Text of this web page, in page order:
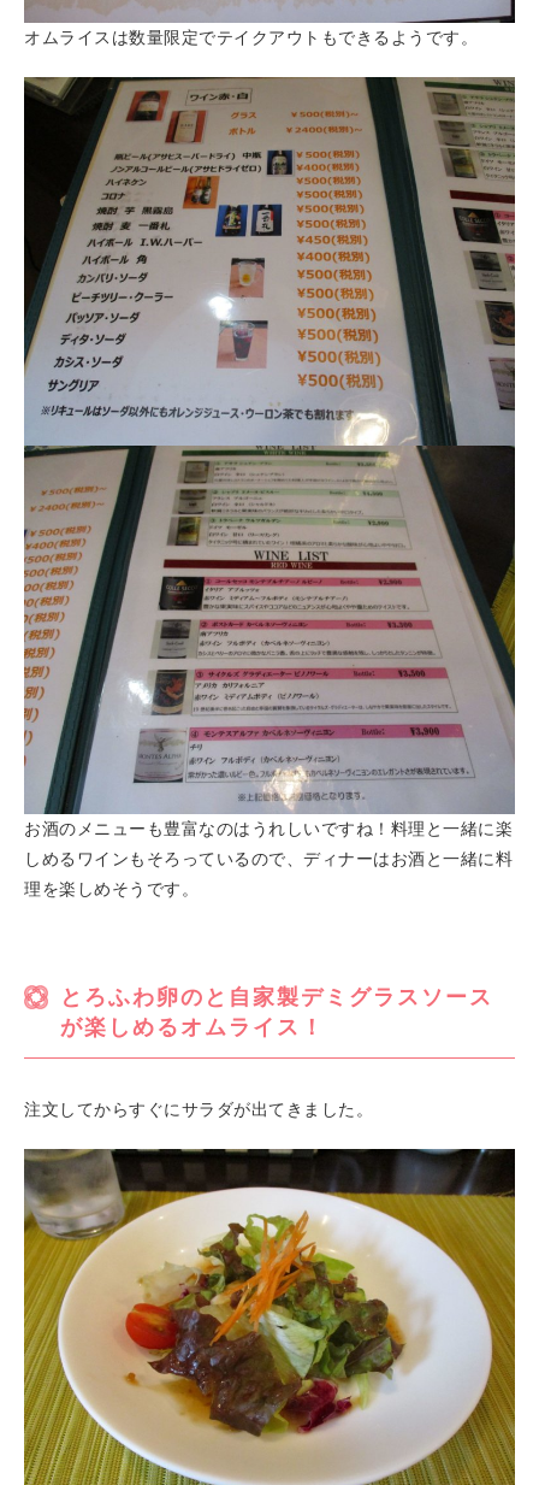
オムライスは数量限定でテイクアウトもできるようです。
お酒のメニューも豊富なのはうれしいですね！料理と一緒に楽
しめるワインもそろっているので、ディナーはお酒と一緒に料
理を楽しめそうです。
とろふわ卵のと自家製デミグラスソース
が楽しめるオムライス！
注文してからすぐにサラダが出てきました。